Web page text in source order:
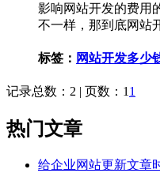
影响网站开发的费用
不一样，那到底网站
标签： 网站开发多少
记录总数：2 | 页数：1 1
热门文章
给企业网站更新文章